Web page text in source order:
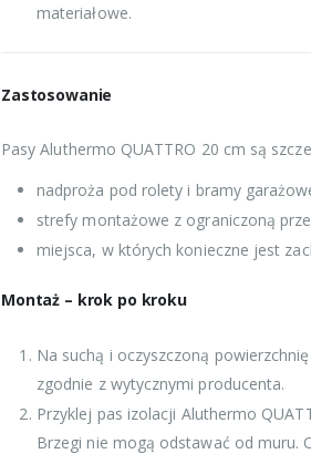
materiałowe.
Zastosowanie
Pasy Aluthermo QUATTRO 20 cm są
nadproża pod rolety i bramy
strefy montażowe z ograniczoną
miejsca, w których konieczne jest
Montaż – krok po kroku
Na suchą i oczyszczoną
zgodnie z wytycznymi producenta.
Przyklej pas izolacji Aluthermo
Brzegi nie mogą odstawać od muru.